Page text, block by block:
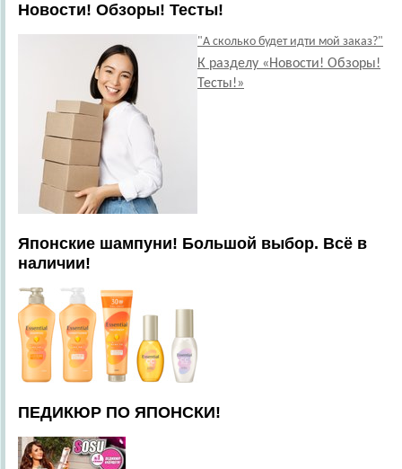
Новости! Обзоры! Тесты!
"А сколько будет идти мой заказ?"
К разделу «Новости! Обзоры!
Тесты!»
Японские шампуни! Большой выбор. Всё в
наличии!
ПЕДИКЮР ПО ЯПОНСКИ!